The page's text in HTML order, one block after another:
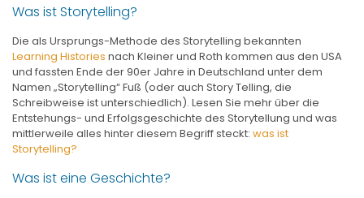
Was ist Storytelling?
Die als Ursprungs-Methode des Storytelling bekannten
Learning Histories nach Kleiner und Roth kommen aus den USA
und fassten Ende der 90er Jahre in Deutschland unter dem
Namen „Storytelling“ Fuß (oder auch Story Telling, die
Schreibweise ist unterschiedlich). Lesen Sie mehr über die
Entstehungs- und Erfolgsgeschichte des Storytellung und was
mittlerweile alles hinter diesem Begriff steckt: was ist
Storytelling?
Was ist eine Geschichte?